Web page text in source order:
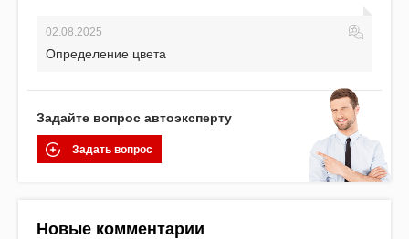
02.08.2025
Определение цвета
Задайте вопрос автоэксперту
Задать вопрос
Новые комментарии